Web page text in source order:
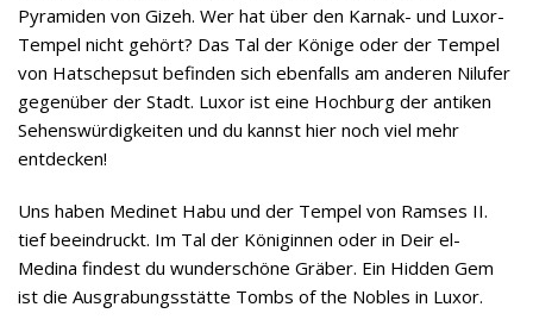
Pyramiden von Gizeh. Wer hat über den Karnak- und Luxor-
Tempel nicht gehört? Das Tal der Könige oder der Tempel
von Hatschepsut befinden sich ebenfalls am anderen Nilufer
gegenüber der Stadt. Luxor ist eine Hochburg der antiken
Sehenswürdigkeiten und du kannst hier noch viel mehr
entdecken!
Uns haben Medinet Habu und der Tempel von Ramses II.
tief beeindruckt. Im Tal der Königinnen oder in Deir el-
Medina findest du wunderschöne Gräber. Ein Hidden Gem
ist die Ausgrabungsstätte Tombs of the Nobles in Luxor.